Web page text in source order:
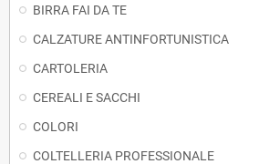
BIRRA FAI DA TE
CALZATURE ANTINFORTUNISTICA
CARTOLERIA
CEREALI E SACCHI
COLORI
COLTELLERIA PROFESSIONALE